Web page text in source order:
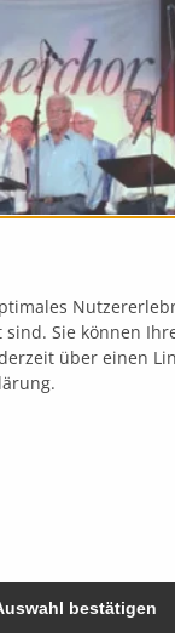
Sie können
über einen
bestätigen